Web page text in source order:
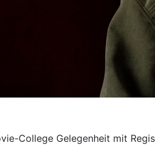
College Gelegenheit mit